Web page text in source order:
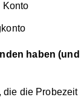
Konto
haben (und
die die Probezeit